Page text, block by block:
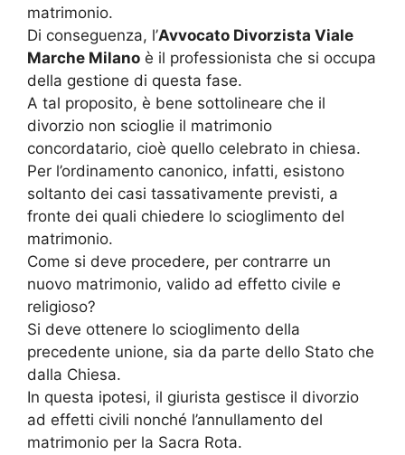
matrimonio.
Di conseguenza, l’Avvocato Divorzista Viale
Marche Milano è il professionista che si occupa
della gestione di questa fase.
A tal proposito, è bene sottolineare che il
divorzio non scioglie il matrimonio
concordatario, cioè quello celebrato in chiesa.
Per l’ordinamento canonico, infatti, esistono
soltanto dei casi tassativamente previsti, a
fronte dei quali chiedere lo scioglimento del
matrimonio.
Come si deve procedere, per contrarre un
nuovo matrimonio, valido ad effetto civile e
religioso?
Si deve ottenere lo scioglimento della
precedente unione, sia da parte dello Stato che
dalla Chiesa.
In questa ipotesi, il giurista gestisce il divorzio
ad effetti civili nonché l’annullamento del
matrimonio per la Sacra Rota.